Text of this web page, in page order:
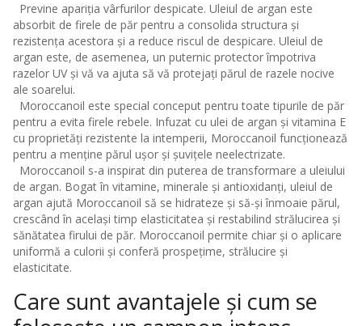
Previne apariția vârfurilor despicate. Uleiul de argan este
absorbit de firele de păr pentru a consolida structura și
rezistența acestora și a reduce riscul de despicare. Uleiul de
argan este, de asemenea, un puternic protector împotriva
razelor UV și vă va ajuta să vă protejați părul de razele nocive
ale soarelui.
Moroccanoil este special conceput pentru toate tipurile de păr
pentru a evita firele rebele. Infuzat cu ulei de argan și vitamina E
cu proprietăți rezistente la intemperii, Moroccanoil funcționează
pentru a menține părul ușor și șuvițele neelectrizate.
Moroccanoil s-a inspirat din puterea de transformare a uleiului
de argan. Bogat în vitamine, minerale și antioxidanți, uleiul de
argan ajută Moroccanoil să se hidrateze și să-și înmoaie părul,
crescând în același timp elasticitatea și restabilind strălucirea și
sănătatea firului de păr. Moroccanoil permite chiar și o aplicare
uniformă a culorii și conferă prospețime, strălucire și
elasticitate.
Care sunt avantajele și cum se